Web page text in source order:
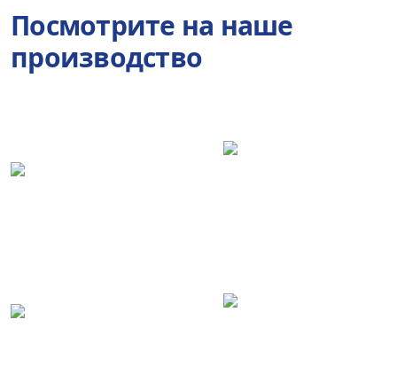
Посмотрите на наше
производство